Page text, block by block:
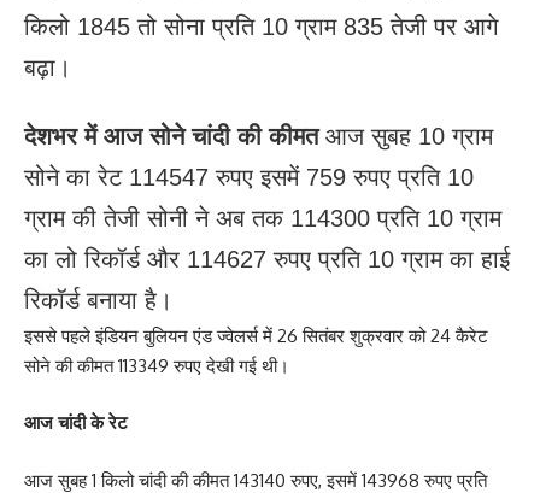
किलो 1845 तो सोना प्रति 10 ग्राम 835 तेजी पर आगे
बढ़ा।
देशभर में आज सोने चांदी की कीमतआज सुबह 10 ग्राम
सोने का रेट 114547 रुपए इसमें 759 रुपए प्रति 10
ग्राम की तेजी सोनी ने अब तक 114300 प्रति 10 ग्राम
का लो रिकॉर्ड और 114627 रुपए प्रति 10 ग्राम का हाई
रिकॉर्ड बनाया है।
इससे पहले इंडियन बुलियन एंड ज्वेलर्स में 26 सितंबर शुक्रवार को 24 कैरेट
सोने की कीमत 113349 रुपए देखी गई थी।
आज चांदी के रेट
आज सुबह 1 किलो चांदी की कीमत 143140 रुपए, इसमें 143968 रुपए प्रति